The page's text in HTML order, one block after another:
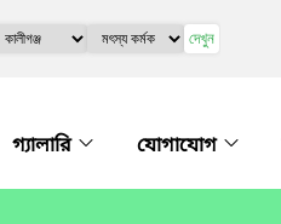
দেখুন
গ্যালারি যোগাযোগ